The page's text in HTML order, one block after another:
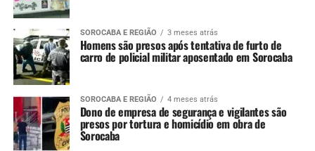
SOROCABA E REGIÃO 3 meses atrás
Homens são presos após tentativa de furto de
carro de policial militar aposentado em Sorocaba
SOROCABA E REGIÃO 4 meses atrás
Dono de empresa de segurança e vigilantes são
presos por tortura e homicídio em obra de
Sorocaba